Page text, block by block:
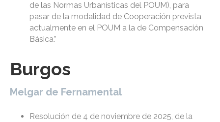
de las Normas Urbanísticas del POUM), para
pasar de la modalidad de Cooperación prevista
actualmente en el POUM a la de Compensación
Básica.”
Burgos
Melgar de Fernamental
Resolución de 4 de noviembre de 2025, de la